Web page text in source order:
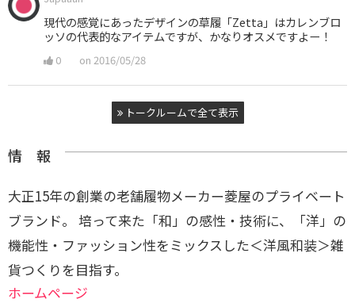
現代の感覚にあったデザインの草履「Zetta」はカレンブロ
ッソの代表的なアイテムですが、かなりオスメですよー！
0 on 2016/05/28
トークルームで全て表示
情 報
大正15年の創業の老舗履物メーカー菱屋のプライベート
ブランド。 培って来た「和」の感性・技術に、「洋」の
機能性・ファッション性をミックスした＜洋風和装＞雑
貨つくりを目指す。
ホームページ